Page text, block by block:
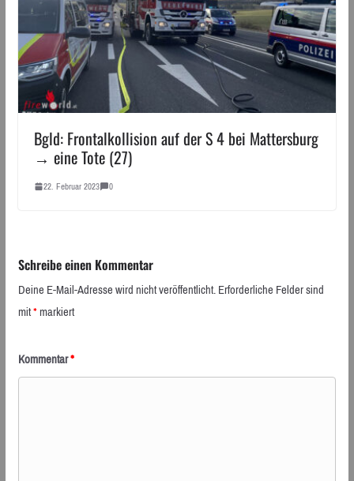
Bgld: Frontalkollision auf der S 4 bei Mattersburg
→ eine Tote (27)
22. Februar 2023 0
Schreibe einen Kommentar
Deine E-Mail-Adresse wird nicht veröffentlicht.Erforderliche Felder sind
mit*markiert
Kommentar*